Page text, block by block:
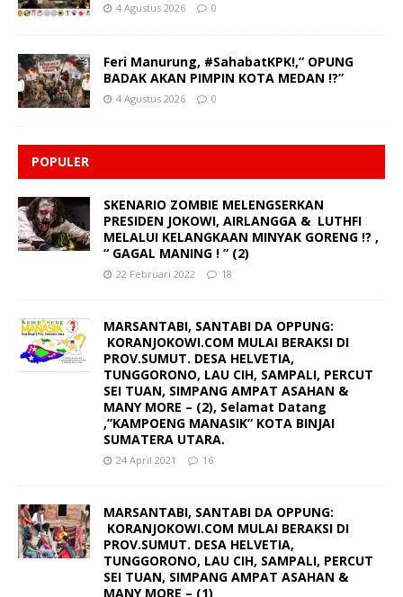
4 Agustus 2026 0
Feri Manurung, #SahabatKPK!,” OPUNG
BADAK AKAN PIMPIN KOTA MEDAN !?”
4 Agustus 2026 0
POPULER
SKENARIO ZOMBIE MELENGSERKAN
PRESIDEN JOKOWI, AIRLANGGA & LUTHFI
MELALUI KELANGKAAN MINYAK GORENG !? ,
“ GAGAL MANING ! ” (2)
22 Februari 2022 18
MARSANTABI, SANTABI DA OPPUNG:
KORANJOKOWI.COM MULAI BERAKSI DI
PROV.SUMUT. DESA HELVETIA,
TUNGGORONO, LAU CIH, SAMPALI, PERCUT
SEI TUAN, SIMPANG AMPAT ASAHAN &
MANY MORE – (2), Selamat Datang
,”KAMPOENG MANASIK” KOTA BINJAI
SUMATERA UTARA.
24 April 2021 16
MARSANTABI, SANTABI DA OPPUNG:
KORANJOKOWI.COM MULAI BERAKSI DI
PROV.SUMUT. DESA HELVETIA,
TUNGGORONO, LAU CIH, SAMPALI, PERCUT
SEI TUAN, SIMPANG AMPAT ASAHAN &
MANY MORE – (1)